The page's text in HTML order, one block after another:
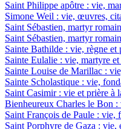
Saint Philippe apôtre : vie,
Simone Weil : vie, œuvres,
Saint Sébastien, martyr romain
Saint Sébastien, martyr romain
Sainte Bathilde : vie, règne et
Sainte Eulalie : vie, martyre
Sainte Louise de Marillac :
Sainte Scholastique : vie,
Saint Casimir : vie et prière à
Bienheureux Charles le Bon :
Saint François de Paule : vie,
Saint Porphyre de Gaza : vie,